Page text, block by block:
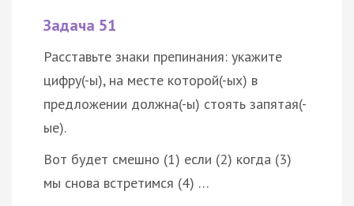
Задача 51
Расставьте знаки препинания: укажите
цифру(-ы), на месте которой(-ых) в
предложении должна(-ы) стоять запятая(-
ые).
Вот будет смешно (1) если (2) когда (3)
мы снова встретимся (4) …